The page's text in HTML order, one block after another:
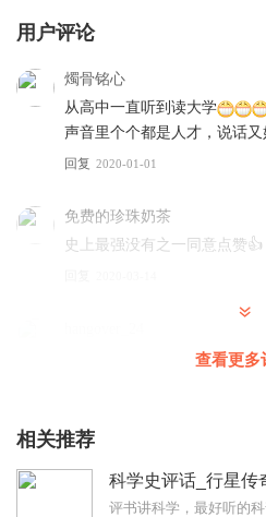
用户评论
燭骨铭心
从高中一直听到读大学
声音里个个都是人才，说话
回复 2020-01-01
免费的珍珠奶茶
史上最强没有之一同意点赞👍
吴老师辛苦了，一直听吴老
韩老肆
承包了我15年到今天的睡眠，
查看更多
相关推荐
科学史评话_行星传
评书讲科学，最好听的科